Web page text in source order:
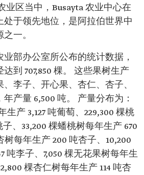
业区当中，Busayta 农业中心在
于领先地位，是阿拉伯世界中
一。
部办公室所公布的统计数据，
到 707,850 棵。 这些果树生产
李子、开心果、杏仁、杏子、
产量 6,500 吨。 产量分布为：
生产 3,127 吨葡萄、229,300 棵桃
、33,200 棵蟠桃树每年生产 670
树每年生产 200 吨杏子、10,200
吨李子、7,050 棵无花果树每年生
棵杏仁树每年生产 114 吨杏